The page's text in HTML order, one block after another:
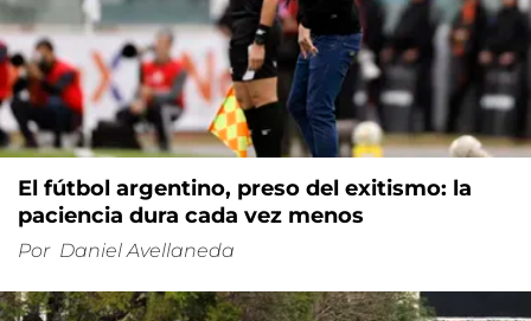
El fútbol argentino, preso del exitismo: la
paciencia dura cada vez menos
Por Daniel Avellaneda